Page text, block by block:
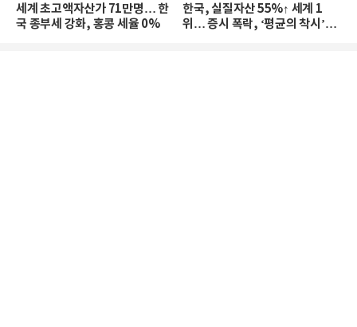
세계 초고액자산가 71만명… 한
국 종부세 강화, 홍콩 세율 0%
한국, 실질자산 55%↑ 세계 1
위… 증시 폭락, ‘평균의 착시’와